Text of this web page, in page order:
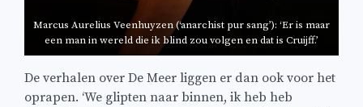
Marcus Aurelius Veenhuyzen (‘anarchist pur sang’): ‘Er is maar
een man in wereld die ik blind zou volgen en dat is Cruijff.’
De verhalen over De Meer liggen er dan ook voor het
oprapen. ‘We glipten naar binnen, ik heb heb